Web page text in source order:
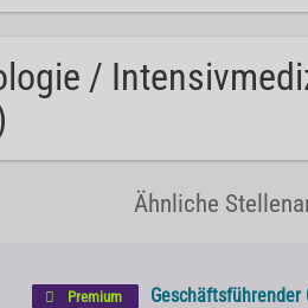
/
Ähnliche
Premium